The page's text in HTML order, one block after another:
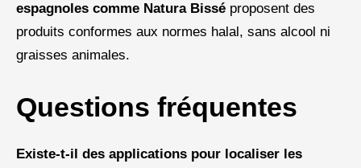
espagnoles comme Natura Bissé proposent des
produits conformes aux normes halal, sans alcool ni
graisses animales.
Questions fréquentes
Existe-t-il des applications pour localiser les